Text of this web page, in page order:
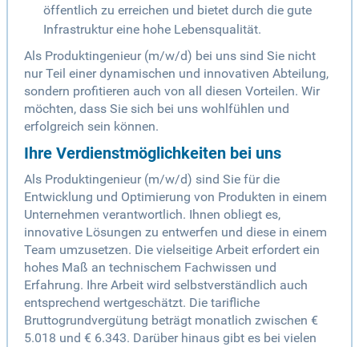
öffentlich zu erreichen und bietet durch die gute
Infrastruktur eine hohe Lebensqualität.
Als Produktingenieur (m/w/d) bei uns sind Sie nicht
nur Teil einer dynamischen und innovativen Abteilung,
sondern profitieren auch von all diesen Vorteilen. Wir
möchten, dass Sie sich bei uns wohlfühlen und
erfolgreich sein können.
Ihre Verdienstmöglichkeiten bei uns
Als Produktingenieur (m/w/d) sind Sie für die
Entwicklung und Optimierung von Produkten in einem
Unternehmen verantwortlich. Ihnen obliegt es,
innovative Lösungen zu entwerfen und diese in einem
Team umzusetzen. Die vielseitige Arbeit erfordert ein
hohes Maß an technischem Fachwissen und
Erfahrung. Ihre Arbeit wird selbstverständlich auch
entsprechend wertgeschätzt. Die tarifliche
Bruttogrundvergütung beträgt monatlich zwischen €
5.018 und € 6.343. Darüber hinaus gibt es bei vielen